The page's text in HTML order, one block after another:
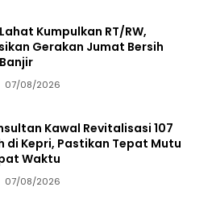
Kumpulkan RT/RW,
Gerakan Jumat Bersih
07/08/2026
Kawal Revitalisasi 107
di Kepri, Pastikan Tepat Mutu
Waktu
07/08/2026